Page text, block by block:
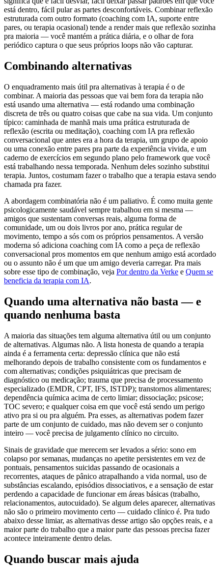
está dentro, fácil pular as partes desconfortáveis. Combinar reflexão
estruturada com outro formato (coaching com IA, suporte entre
pares, ou terapia ocasional) tende a render mais que reflexão sozinha
pra maioria — você mantém a prática diária, e o olhar de fora
periódico captura o que seus próprios loops não vão capturar.
Combinando alternativas
O enquadramento mais útil pra alternativas à terapia é o de
combinar. A maioria das pessoas que vai bem fora da terapia não
está usando uma alternativa — está rodando uma combinação
discreta de três ou quatro coisas que cabe na sua vida. Um conjunto
típico: caminhada de manhã mais uma prática estruturada de
reflexão (escrita ou meditação), coaching com IA pra reflexão
conversacional que antes era a hora da terapia, um grupo de apoio
ou uma conexão entre pares pra parte da experiência vivida, e um
caderno de exercícios em segundo plano pelo framework que você
está trabalhando nessa temporada. Nenhum deles sozinho substitui
terapia. Juntos, costumam fazer o trabalho que a terapia estava sendo
chamada pra fazer.
A abordagem combinatória não é um paliativo. É como muita gente
psicologicamente saudável sempre trabalhou em si mesma —
amigos que sustentam conversas reais, alguma forma de
comunidade, um ou dois livros por ano, prática regular de
movimento, tempo a sós com os próprios pensamentos. A versão
moderna só adiciona coaching com IA como a peça de reflexão
conversacional pros momentos em que nenhum amigo está acordado
ou o assunto não é um que um amigo deveria carregar. Pra mais
sobre esse tipo de combinação, veja Por dentro da Verke e Quem se
beneficia da terapia com IA.
Quando uma alternativa não basta — e
quando nenhuma basta
A maioria das situações tem alguma alternativa útil ou um conjunto
de alternativas. Algumas não. A lista honesta de quando a terapia
ainda é a ferramenta certa: depressão clínica que não está
melhorando depois de trabalho consistente com os fundamentos e
com alternativas; condições psiquiátricas que precisam de
diagnóstico ou medicação; trauma que precisa de processamento
especializado (EMDR, CPT, IFS, ISTDP); transtornos alimentares;
dependência química acima de certo limiar; dissociação; psicose;
TOC severo; e qualquer coisa em que você está sendo um perigo
ativo pra si ou pra alguém. Pra esses, as alternativas podem fazer
parte de um conjunto de cuidado, mas não devem ser o conjunto
inteiro — você precisa de julgamento clínico no circuito.
Sinais de gravidade que merecem ser levados a sério: sono em
colapso por semanas, mudanças no apetite persistentes em vez de
pontuais, pensamentos suicidas passando de ocasionais a
recorrentes, ataques de pânico atrapalhando a vida normal, uso de
substâncias escalando, episódios dissociativos, e a sensação de estar
perdendo a capacidade de funcionar em áreas básicas (trabalho,
relacionamentos, autocuidado). Se algum deles aparecer, alternativas
não são o primeiro movimento certo — cuidado clínico é. Pra tudo
abaixo desse limiar, as alternativas desse artigo são opções reais, e a
maior parte do trabalho que a maior parte das pessoas precisa fazer
acontece inteiramente dentro delas.
Quando buscar mais ajuda